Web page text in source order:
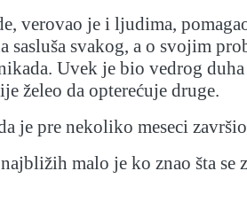
verovao je i ljudima,
sasluša svakog, a o svojim
Uvek je bio vedrog
želeo da opterećuje druge.
je pre nekoliko meseci
malo je ko znao šta se